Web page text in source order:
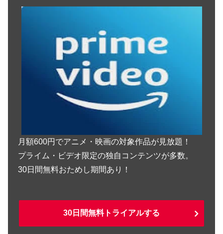
月額600円でアニメ・映画の対象作品が見放題！
プライム・ビデオ限定の独自コンテンツが多数。
30日間無料おためし期間あり！
30日間無料トライアルする